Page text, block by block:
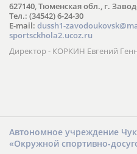
627140, Тюменская обл., г.
Тел.: (34542) 6-24-30
​E-mail: dussh1-
sportsckhola2.ucoz.ru
Директор - КОРКИН Евгений
Автономное учреждение
«Окружной спортивно-